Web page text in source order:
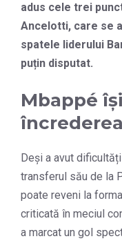
adus cele trei
Ancelotti, care se
spatele liderului
puțin disputat.
Mbappé
încrederea
Deși a avut
transferul său de la
poate reveni la
criticată în meciul
a marcat un gol